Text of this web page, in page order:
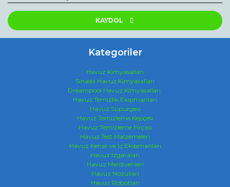
İnternette önüme çıkıyordu sürekli. Satın aldım. Çok hızlı
kargolandı. Ürün geldi kullandık. Epey kaliteli. Teşekkürler.
Fatma Sevilay | 08/06/2021
Ürün resmi kalitesiz, bozuk veya görüntülenemiyor.
Ürün açıklamasında eksik bilgiler bulunuyor.
Ürün fiyatı diğer sitelerden daha pahalı.
Gönder
KAYDOL
Kategoriler
Havuz Kimyasalları
Sinada Havuz Kimyasalları
Dreampool Havuz Kimyasalları
Havuz Temizlik Ekipmanları
Havuz Süpürgesi
Havuz Temizleme Kepçesi
Havuz Temizleme Fırçası
Havuz Test Malzemeleri
Havuz Kenar ve İç Ekipmanları
Havuz Izgaraları
Havuz Merdivenleri
Havuz Nozulları
Havuz Robotları